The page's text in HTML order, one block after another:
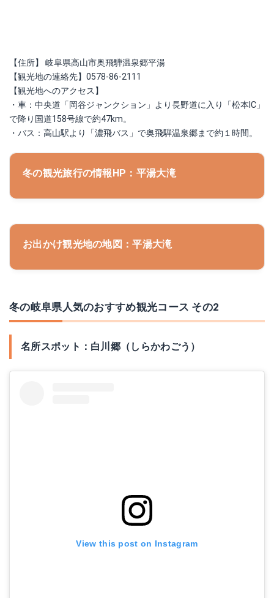
【住所】 岐阜県高山市奥飛騨温泉郷平湯
【観光地の連絡先】0578-86-2111
【観光地へのアクセス】
・車：中央道「岡谷ジャンクション」より長野道に入り「松本IC」
で降り国道158号線で約47km。
・バス：高山駅より「濃飛バス」で奥飛騨温泉郷まで約１時間。
冬の観光旅行の情報HP：平湯大滝
お出かけ観光地の地図：平湯大滝
冬の岐阜県人気のおすすめ観光コース その2
名所スポット：白川郷（しらかわごう）
View this post on Instagram